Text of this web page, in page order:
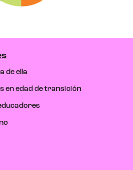
de ella
en edad de transición